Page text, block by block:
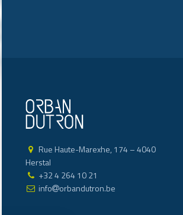
Rue Haute-Marexhe, 174 – 4040
Herstal
+32 4 264 10 21
info
orbandutron.be